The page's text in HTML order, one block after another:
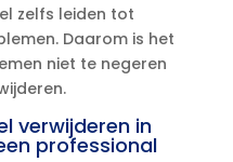
zelfs leiden tot
Daarom is het
niet te negeren
verwijderen in
professional